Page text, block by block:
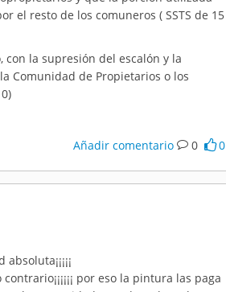
el resto de los comuneros ( SSTS de 15
con la supresión del escalón y la
Comunidad de Propietarios o los
Añadir comentario 0 0
por eso la pintura las paga